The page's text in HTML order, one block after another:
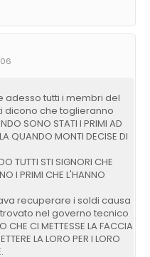
adesso tutti i membri del
dicono che toglieranno
SONO STATI I PRIMI AD
QUANDO MONTI DECISE DI
TUTTI STI SIGNORI CHE
I PRIMI CHE L'HANNO
recuperare i soldi causa
nel governo tecnico
CI METTESSE LA FACCIA
LA LORO PER I LORO